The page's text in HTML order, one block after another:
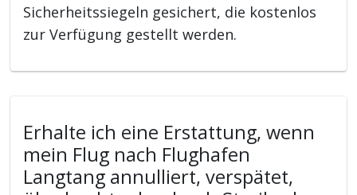
Sicherheitssiegeln gesichert, die kostenlos
zur Verfügung gestellt werden.
Erhalte ich eine Erstattung, wenn
mein Flug nach Flughafen
Langtang annulliert, verspätet,